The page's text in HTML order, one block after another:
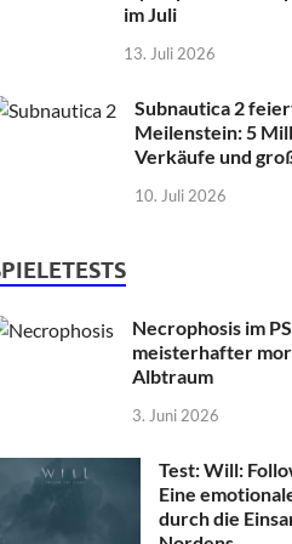
im Juli
13. Juli 2026
Subnautica 2
Meilenstein: 5
Verkäufe und
10. Juli 2026
Necrophosis im
meisterhafter
Albtraum
3. Juni 2026
Test: Will:
Eine
durch die